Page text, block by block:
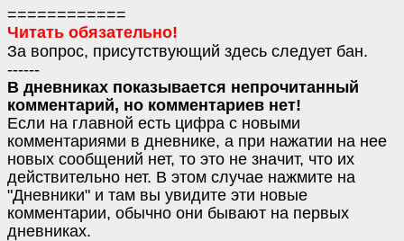
============
Читать обязательно!
За вопрос, присутствующий здесь следует бан.
------
В дневниках показывается непрочитанный
комментарий, но комментариев нет!
Если на главной есть цифра с новыми
комментариями в дневнике, а при нажатии на нее
новых сообщений нет, то это не значит, что их
действительно нет. В этом случае нажмите на
"Дневники" и там вы увидите эти новые
комментарии, обычно они бывают на первых
дневниках.